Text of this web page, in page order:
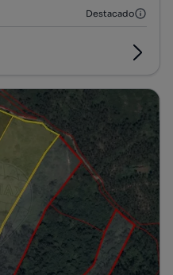
Destacado